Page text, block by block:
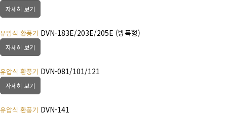
자세히 보기
유압식 환풍기 DVN-183E/203E/205E (방폭형)
자세히 보기
유압식 환풍기 DVN-081/101/121
자세히 보기
유압식 환풍기 DVN-141